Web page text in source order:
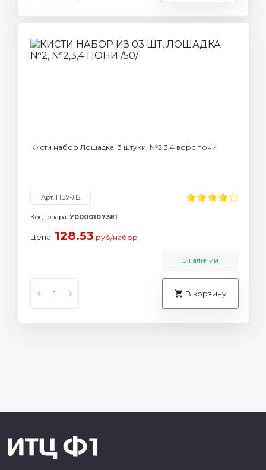
Кисти набор Лошадка, 3 штуки, №2,3,4 ворс пони
Арт. НБУ-Л2
Код товара: У0000107381
Цена: 128.53 руб/набор
В наличии
В корзину